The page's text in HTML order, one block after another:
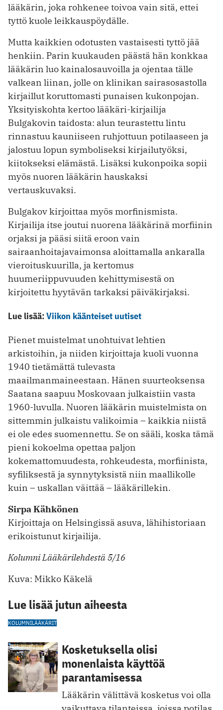
lääkärin, joka rohkenee toivoa vain sitä, ettei
tyttö kuole leikkauspöydälle.
Mutta kaikkien odotusten vastaisesti tyttö jää
henkiin. Parin kuukauden päästä hän konkkaa
lääkärin luo kainalosauvoilla ja ojentaa tälle
valkean liinan, jolle on klinikan sairasosastolla
kirjaillut koruttomasti punaisen kukonpojan.
Yksityiskohta kertoo lääkäri-kirjailija
Bulgakovin taidosta: alun teurastettu lintu
rinnastuu kauniiseen ruhjottuun potilaaseen ja
jalostuu lopun symboliseksi kirjailutyöksi,
kiitokseksi elämästä. Lisäksi kukonpoika sopii
myös nuoren lääkärin hauskaksi
vertauskuvaksi.
Bulgakov kirjoittaa myös morfinismista.
Kirjailija itse joutui nuorena lääkärinä morfiinin
orjaksi ja pääsi siitä eroon vain
sairaanhoitajavaimonsa aloittamalla ankaralla
vieroituskuurilla, ja kertomus
huumeriippuvuuden kehittymisestä on
kirjoitettu hyytävän tarkaksi päiväkirjaksi.
Lue lisää:Viikon käänteiset uutiset
Pienet muistelmat unohtuivat lehtien
arkistoihin, ja niiden kirjoittaja kuoli vuonna
1940 tietämättä tulevasta
maailmanmaineestaan. ­Hänen suurteoksensa
Saatana saapuu Moskovaan julkaistiin vasta
1960-luvulla. Nuoren lääkärin muistelmista on
sittemmin julkaistu valikoimia – kaikkia niistä
ei ole edes suomennettu. Se on sääli, koska tämä
pieni kokoelma opettaa paljon
kokemattomuudesta, rohkeudesta, morfiinista,
syfiliksestä ja synnytyksistä niin maallikolle
kuin – uskallan väittää – lääkärillekin.
Sirpa Kähkönen
Kirjoittaja on Helsingissä asuva, lähihistoriaan
erikoistunut kirjailija.
Kolumni Lääkärilehdestä 5/16
Kuva: Mikko Käkelä
Lue lisää jutun aiheesta
KOLUMNILÄÄKÄRIT
Kosketuksella olisi
monenlaista käyttöä
parantamisessa
Lääkärin välittävä kosketus voi olla